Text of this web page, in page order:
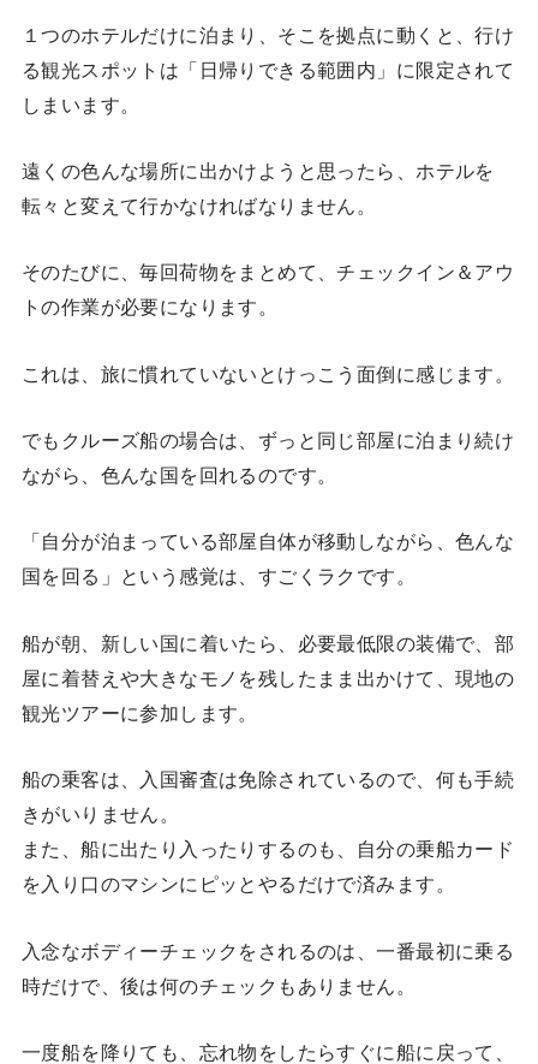
１つのホテルだけに泊まり、そこを拠点に動くと、行け
る観光スポットは「日帰りできる範囲内」に限定されて
しまいます。
遠くの色んな場所に出かけようと思ったら、ホテルを
転々と変えて行かなければなりません。
そのたびに、毎回荷物をまとめて、チェックイン＆アウ
トの作業が必要になります。
これは、旅に慣れていないとけっこう面倒に感じます。
でもクルーズ船の場合は、ずっと同じ部屋に泊まり続け
ながら、色んな国を回れるのです。
「自分が泊まっている部屋自体が移動しながら、色んな
国を回る」という感覚は、すごくラクです。
船が朝、新しい国に着いたら、必要最低限の装備で、部
屋に着替えや大きなモノを残したまま出かけて、現地の
観光ツアーに参加します。
船の乗客は、入国審査は免除されているので、何も手続
きがいりません。
また、船に出たり入ったりするのも、自分の乗船カード
を入り口のマシンにピッとやるだけで済みます。
入念なボディーチェックをされるのは、一番最初に乗る
時だけで、後は何のチェックもありません。
一度船を降りても、忘れ物をしたらすぐに船に戻って、